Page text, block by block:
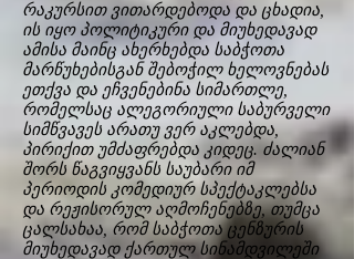
რაკურსით ვითარდებოდა და ცხადია,
ის იყო პოლიტიკური და მიუხედავად
ამისა მაინც ახერხებდა საბჭოთა
მარწუხებისგან შებოჭილ ხელოვნებას
ეთქვა და ეჩვენებინა სიმართლე,
რომელსაც ალეგორიული საბურველი
სიმწვავეს არათუ ვერ აკლებდა,
პირიქით უმძაფრებდა კიდეც. ძალიან
შორს წაგვიყვანს საუბარი იმ
პერიოდის კომედიურ სპექტაკლებსა
და რეჟისორულ აღმოჩენებზე, თუმცა
ცალსახაა, რომ საბჭოთა ცენზურის
მიუხედავად ქართულ სინამდვილეში